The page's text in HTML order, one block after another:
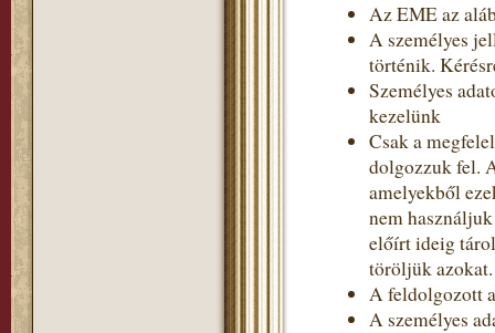
Az EME az
A személyes
történik.
Személyes
kezelünk
Csak a
dolgozzuk fel.
amelyekből
nem
előírt ideig
töröljük azokat.
A feldolgozott
A személyes